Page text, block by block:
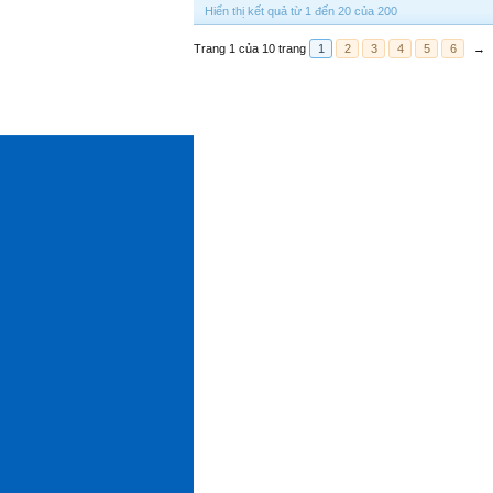
Hiển thị kết quả từ 1 đến 20 của 200
Trang 1 của 10 trang 1 2 3 4 5 6 →